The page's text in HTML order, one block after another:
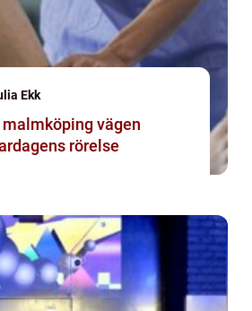
Ekk
vägen
rörelse